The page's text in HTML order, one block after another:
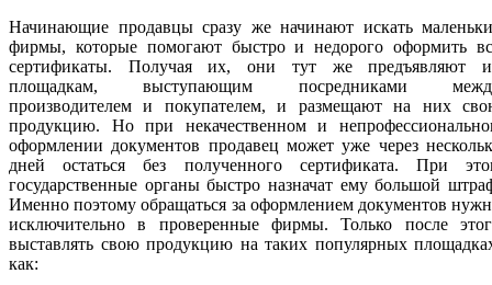
Начинающие продавцы сразу же начинают искать
фирмы, которые помогают быстро и недорого оформить
сертификаты. Получая их, они тут же предъявляют
площадкам, выступающим посредниками
производителем и покупателем, и размещают на них
продукцию. Но при некачественном и
оформлении документов продавец может уже через
дней остаться без полученного сертификата. При
государственные органы быстро назначат ему большой
Именно поэтому обращаться за оформлением документов
исключительно в проверенные фирмы. Только после
выставлять свою продукцию на таких популярных
как: